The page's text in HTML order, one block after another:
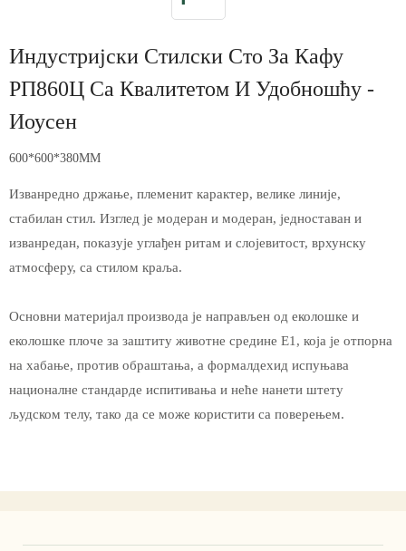
Индустријски Стилски Сто За Кафу
РП860Ц Са Квалитетом И Удобношћу -
Иоусен
600*600*380MM
Изванредно држање, племенит карактер, велике линије,
стабилан стил. Изглед је модеран и модеран, једноставан и
изванредан, показује углађен ритам и слојевитост, врхунску
атмосферу, са стилом краља.
Основни материјал производа је направљен од еколошке и
еколошке плоче за заштиту животне средине Е1, која је отпорна
на хабање, против обраштања, а формалдехид испуњава
националне стандарде испитивања и неће нанети штету
људском телу, тако да се може користити са поверењем.